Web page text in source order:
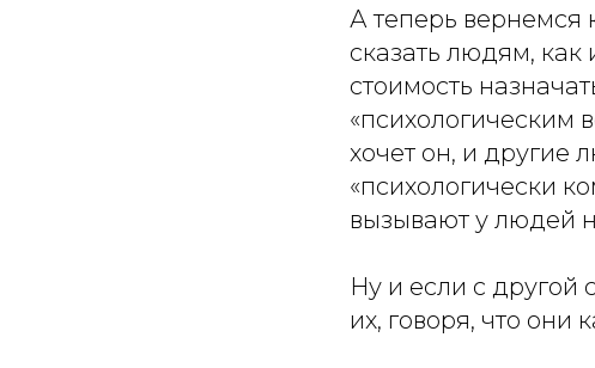
А теперь вернемся
сказать людям,
стоимость
«психологическим
хочет он, и другие
«психологически
вызывают у людей
Ну и если с другой
их, говоря, что они